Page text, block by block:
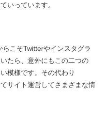
いっています。
こそTwitterやインスタグラ
たら、意外にもこの二つの
模様です。その代わり
サイト運営してさまざまな情